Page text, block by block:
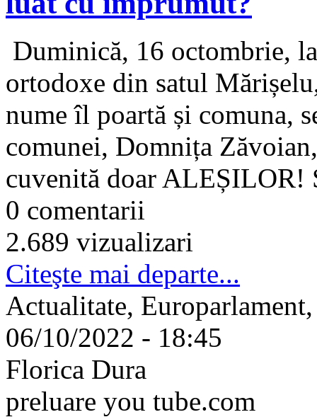
Duminică, 16 octombrie,
ortodoxe din satul
nume îl poartă și comuna,
comunei, Domnița
cuvenită doar ALEȘILOR!
0 comentarii
2.689 vizualizari
Citeşte mai departe...
Actualitate,
06/10/2022 - 18:45
Florica Dura
preluare you tube.com